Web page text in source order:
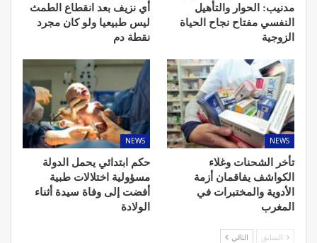
مدنيب: الحوار والتأهيل
النفسي مفتاح نجاح الحياة
الزوجية
أي نزيف بعد انقطاع الطمث
ليس طبيعيا ولو كان مجرد
نقطة دم
NEWS
تأخر الشحنات وغلاء
الكواشف يفاقمان أزمة
الأدوية والمختبرات في
المغرب
NEWS
حكم ابتدائي يحمل الدولة
مسؤولية اختلالات طبية
أفضت إلى وفاة سيدة أثناء
الولادة
السابق التالي